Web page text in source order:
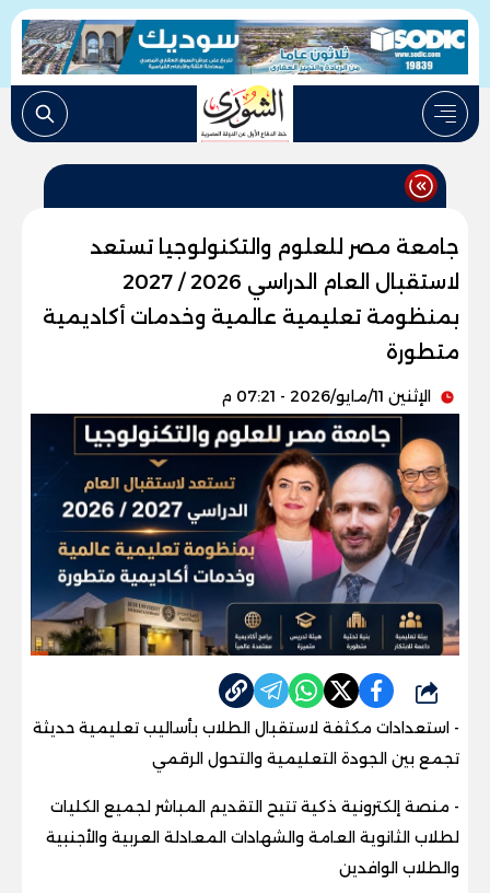
جامعة مصر للعلوم والتكنولوجيا تستعد
لاستقبال العام الدراسي 2026 / 2027
بمنظومة تعليمية عالمية وخدمات أكاديمية
متطورة
الإثنين 11/مايو/2026 - 07:21 م
شارك
- استعدادات مكثفة لاستقبال الطلاب بأساليب تعليمية حديثة
تجمع بين الجودة التعليمية والتحول الرقمي
- منصة إلكترونية ذكية تتيح التقديم المباشر لجميع الكليات
لطلاب الثانوية العامة والشهادات المعادلة العربية والأجنبية
والطلاب الوافدين